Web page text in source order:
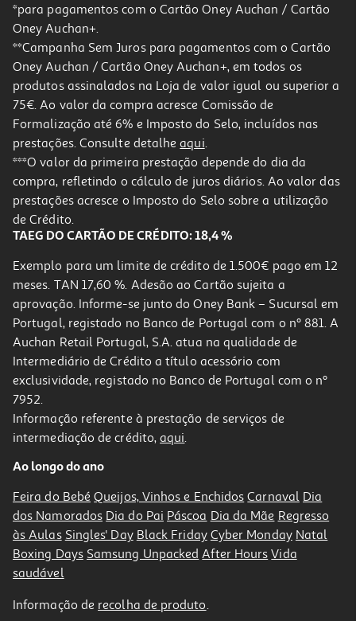
3.0
Maquina De Lavar Loiça Samsung Dw60cg550fwqet Branco D
14conjuntos
449.99 €/un
449,99 €
Máquina De Lavar Loiça Beko Bdfn05330x Inox D 13 Conjuntos
459.99 €/un
459,99 €
*para pagamentos com o Cartão Oney Auchan / Cartão
Oney Auchan+.
**Campanha Sem Juros para pagamentos com o Cartão
Oney Auchan / Cartão Oney Auchan+, em todos os
produtos assinalados na Loja de valor igual ou superior a
75€. Ao valor da compra acresce Comissão de
Formalização até 6% e Imposto do Selo, incluídos nas
prestações. Consulte detalheaqui.
***O valor da primeira prestação depende do dia da
compra, refletindo o cálculo de juros diários. Ao valor das
prestações acresce o Imposto do Selo sobre a utilização
de Crédito.
TAEG DO CARTÃO DE CRÉDITO: 18,4 %
Exemplo para um limite de crédito de 1.500€ pago em 12
meses. TAN 17,60 %. Adesão ao Cartão sujeita a
aprovação. Informe-se junto do Oney Bank – Sucursal em
Portugal, registado no Banco de Portugal com o nº 881. A
Auchan Retail Portugal, S.A. atua na qualidade de
Intermediário de Crédito a título acessório com
exclusividade, registado no Banco de Portugal com o nº
7952.
Informação referente à prestação de serviços de
intermediação de crédito,aqui.
Ao longo do ano
Feira do Bebé Queijos, Vinhos e Enchidos Carnaval Dia
dos Namorados Dia do Pai Páscoa Dia da Mãe Regresso
às Aulas Singles' Day Black Friday Cyber Monday Natal
Boxing Days Samsung Unpacked After Hours Vida
saudável
Informação de recolha de produto.